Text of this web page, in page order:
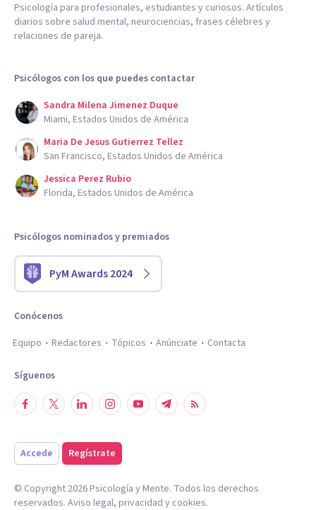
Psicología para profesionales, estudiantes y curiosos. Artículos
diarios sobre salud mental, neurociencias, frases célebres y
relaciones de pareja.
Psicólogos con los que puedes contactar
Sandra Milena Jimenez Duque
Miami, Estados Unidos de América
Maria De Jesus Gutierrez Tellez
San Francisco, Estados Unidos de América
Jessica Perez Rubio
Florida, Estados Unidos de América
Psicólogos nominados y premiados
PyM Awards 2024
Conócenos
Equipo
Redactores Tópicos Anúnciate Contacta
Síguenos
Accede Regístrate
© Copyright 2026Psicología y Mente. Todos los derechos
reservados. Aviso legal, privacidad y cookies.